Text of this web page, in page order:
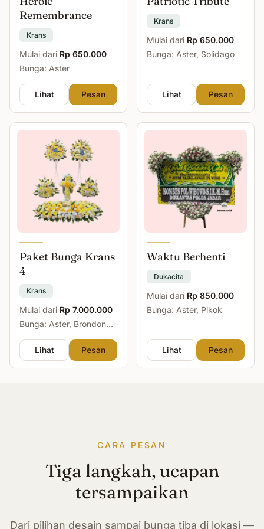
Remembrance
Krans
Mulai dari Rp 650.000
Bunga: Aster
Lihat Pesan
Krans
Mulai dari Rp 650.000
Bunga: Aster, Solidago
Lihat Pesan
Paket Bunga Krans
4
Krans
Mulai dari Rp 7.000.000
Bunga: Aster, Brondong,
Lihat
Pesan
Waktu Berhenti
Dukacita
Mulai dari Rp 850.000
Bunga: Aster, Pikok
Lihat Pesan
CARA PESAN
Tiga langkah, ucapan
tersampaikan
Dari pilihan desain sampai bunga tiba di lokasi —